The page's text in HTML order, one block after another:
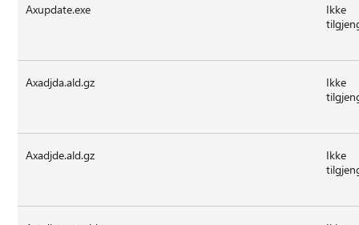
Axupdate.exe
Ikke
Axadjda.ald.gz
Ikke
Axadjde.ald.gz
Ikke